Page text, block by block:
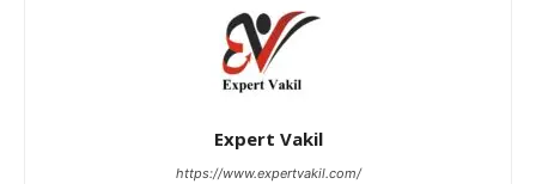
Expert Vakil
https://www.expertvakil.com/